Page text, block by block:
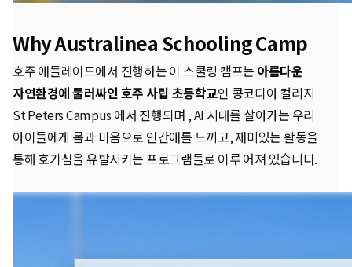
Why Australinea Schooling Camp
호주 애들레이드에서 진행하는 이 스쿨링 캠프는 아름다운
자연환경에 둘러싸인 호주 사립 초등학교인 콩코디아 컬리지
St Peters Campus 에서 진행되며 , AI 시대를 살아가는 우리
아이들에게 몸과 마음으로 인간애를 느끼고, 재미있는 활동을
통해 호기심을 유발시키는 프로그램들로 이루 어져 있습니다.